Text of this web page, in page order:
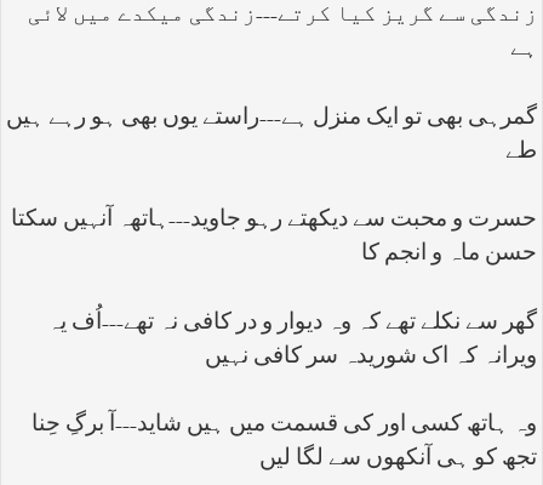
زندگی سے گریز کیا کرتے---زندگی میکدے میں لائی
ہے
گمرہی بھی تو ایک منزل ہے---راستے یوں بھی ہو رہے ہیں
طے
حسرت و محبت سے دیکھتے رہو جاوید---ہاتھہ آنہیں سکتا
حسن ماہ و انجم کا
گھر سے نکلے تھے کہ وہ دیوار و در کافی نہ تھے---اُف یہ
ویرانہ کہ اک شوریدہ سر کافی نہیں
وہ ہاتھ کسی اور کی قسمت میں ہیں شاید---آ برگِ حِنا
تجھ کو ہی آنکھوں سے لگا لیں